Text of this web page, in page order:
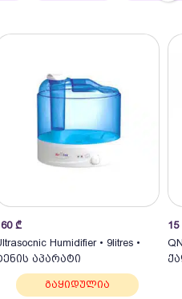
₾
Humidifier • 9litres •
აპარატი
გაყიდულია
15